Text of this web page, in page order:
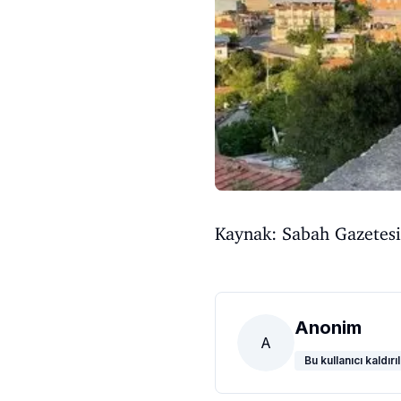
Kaynak: Sabah Gazetesi
A
Anonim
Bu kullanıcı